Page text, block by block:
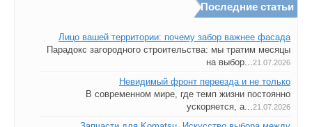
Последние статьи
Лицо вашей территории: почему забор важнее фасада
Парадокс загородного строительства: мы тратим месяцы
на выбор...21.07.2026
Невидимый фронт переезда и не только
В современном мире, где темп жизни постоянно
ускоряется, а...21.07.2026